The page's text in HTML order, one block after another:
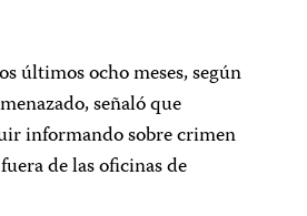
últimos ocho meses, según
señaló que
informando sobre crimen
de las oficinas de